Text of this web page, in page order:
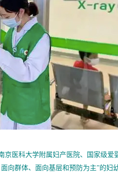
医科大学附属妇产医院、国家级
群体、面向基层和预防为主”的